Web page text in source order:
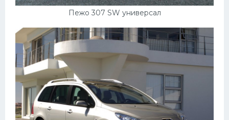
Пежо 307 SW универсал